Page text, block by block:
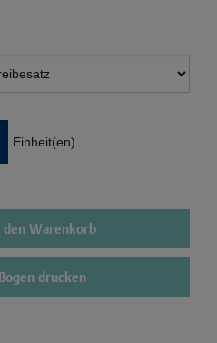
Einheit(en)
den Warenkorb
Bogen drucken